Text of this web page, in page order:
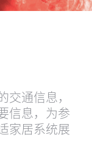
通信息，
信息，为参
家居系统展